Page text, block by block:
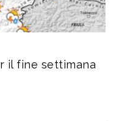
il fine settimana